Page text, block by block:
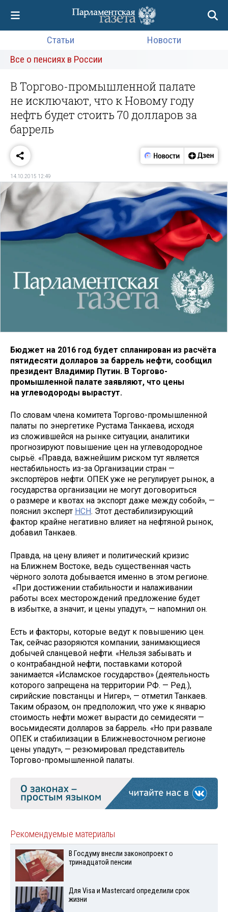
Статьи
Новости
Все о пенсиях в России
В Торгово-промышленной палате
не исключают, что к Новому году
нефть будет стоить 70 долларов за
баррель
14.10.2015 12:49
Бюджет на 2016 год будет спланирован из расчёта
пятидесяти долларов за баррель нефти, сообщил
президент Владимир Путин. В Торгово-
промышленной палате заявляют, что цены
на углеводороды вырастут.
По словам члена комитета Торгово-промышленной
палаты по энергетике Рустама Танкаева, исходя
из сложившейся на рынке ситуации, аналитики
прогнозируют повышение цен на углеводородное
сырьё. «Правда, важнейшим риском тут является
нестабильность из-за Организации стран —
экспортёров нефти. ОПЕК уже не регулирует рынок, а
государства организации не могут договориться
о размере и квотах на экспорт даже между собой», —
пояснил эксперт НСН. Этот дестабилизирующий
фактор крайне негативно влияет на нефтяной рынок,
добавил Танкаев.
Правда, на цену влияет и политический кризис
на Ближнем Востоке, ведь существенная часть
чёрного золота добывается именно в этом регионе.
«При достижении стабильности и налаживании
работы всех месторождений предложение будет
в избытке, а значит, и цены упадут», — напомнил он.
Есть и факторы, которые ведут к повышению цен.
Так, сейчас разоряются компании, занимающиеся
добычей сланцевой нефти. «Нельзя забывать и
о контрабандной нефти, поставками которой
занимается «Исламское государство» (деятельность
которого запрещена на территории РФ. — Ред.),
сирийские повстанцы и Нигер», — отметил Танкаев.
Таким образом, он предположил, что уже к январю
стоимость нефти может вырасти до семидесяти —
восьмидесяти долларов за баррель. «Но при развале
ОПЕК и стабилизации в Ближневосточном регионе
цены упадут», — резюмировал представитель
Торгово-промышленной палаты.
Рекомендуемые материалы
В Госдуму внесли законопроект о
тринадцатой пенсии
Для Visа и Mastercard определили срок
жизни